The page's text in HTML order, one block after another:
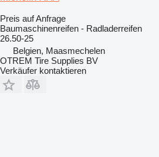
Preis auf Anfrage
Baumaschinenreifen - Radladerreifen
26.50-25
Belgien, Maasmechelen
OTREM Tire Supplies BV
Verkäufer kontaktieren